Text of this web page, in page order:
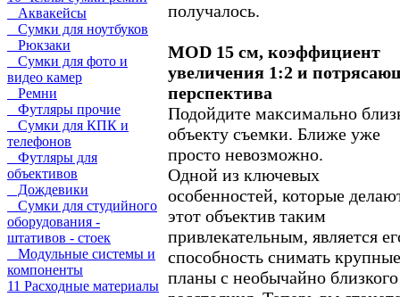
Аквакейсы
Сумки для ноутбуков
Рюкзаки
Сумки для фото и
видео камер
Ремни
Футляры прочие
Сумки для КПК и
телефонов
Футляры для
объективов
Дождевики
Сумки для студийного
оборудования -
штативов - стоек
Модульные системы и
компоненты
11 Расходные материалы
получалось.
MOD 15 см, коэффициент
увеличения 1:2 и
перспектива
Подойдите максимально
объекту съемки. Ближе уже
просто невозможно.
Одной из ключевых
особенностей, которые
этот объектив таким
привлекательным, является
способность снимать крупные
планы с необычайно близкого